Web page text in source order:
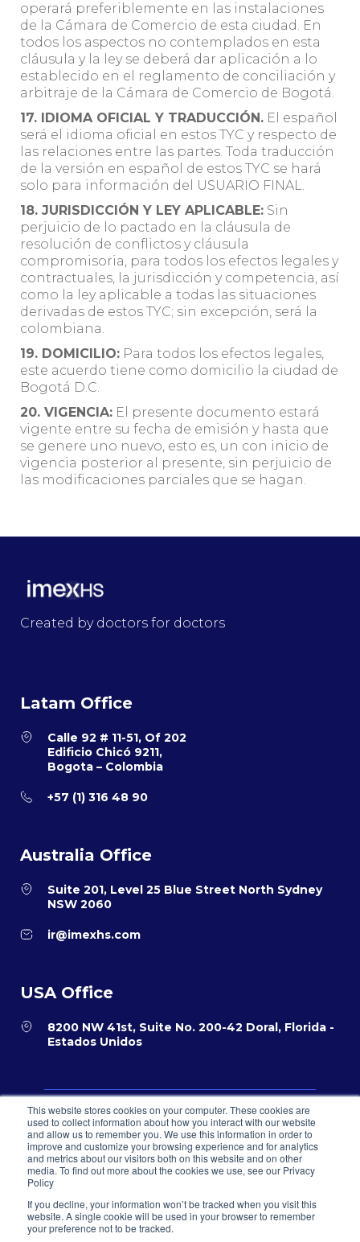
This website stores cookies on your computer. These cookies are
used to collect information about how you interact with our website
and allow us to remember you. We use this information in order to
improve and customize your browsing experience and for analytics
and metrics about our visitors both on this website and on other
media. To find out more about the cookies we use, see our Privacy
Policy
If you decline, your information won’t be tracked when you visit this
website. A single cookie will be used in your browser to remember
your preference not to be tracked.
operará preferiblemente en las instalaciones
de la Cámara de Comercio de esta ciudad. En
todos los aspectos no contemplados en esta
cláusula y la ley se deberá dar aplicación a lo
establecido en el reglamento de conciliación y
arbitraje de la Cámara de Comercio de Bogotá.
17. IDIOMA OFICIAL Y TRADUCCIÓN. El español
será el idioma oficial en estos TYC y respecto de
las relaciones entre las partes. Toda traducción
de la versión en español de estos TYC se hará
solo para información del USUARIO FINAL.
18. JURISDICCIÓN Y LEY APLICABLE: Sin
perjuicio de lo pactado en la cláusula de
resolución de conflictos y cláusula
compromisoria, para todos los efectos legales y
contractuales, la jurisdicción y competencia, así
como la ley aplicable a todas las situaciones
derivadas de estos TYC; sin excepción, será la
colombiana.
19. DOMICILIO: Para todos los efectos legales,
este acuerdo tiene como domicilio la ciudad de
Bogotá D.C.
20. VIGENCIA: El presente documento estará
vigente entre su fecha de emisión y hasta que
se genere uno nuevo, esto es, un con inicio de
vigencia posterior al presente, sin perjuicio de
las modificaciones parciales que se hagan.
Created by doctors for doctors
Latam Office
Calle 92 # 11-51, Of 202
Edificio Chicó 9211,
Bogota – Colombia
+57 (1) 316 48 90
Australia Office
Suite 201, Level 25 Blue Street North Sydney
NSW 2060
ir@imexhs.com
USA Office
8200 NW 41st, Suite No. 200-42 Doral, Florida -
Estados Unidos
Política de privacidad
Términos y condiciones para el comercio
electrónico
Sistema PQR
© 2026 IMEXHS® todos los derechos reservados